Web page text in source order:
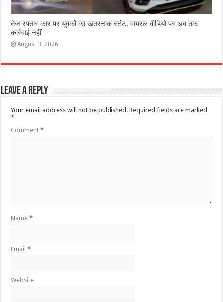
तेज रफ्तार कार पर युवकों का खतरनाक स्टंट, वायरल वीडियो पर अब तक
कार्रवाई नहीं
August 3, 2026
Leave a Reply
Your email address will not be published. Required fields are marked
*
Comment*
Name*
Email*
Website